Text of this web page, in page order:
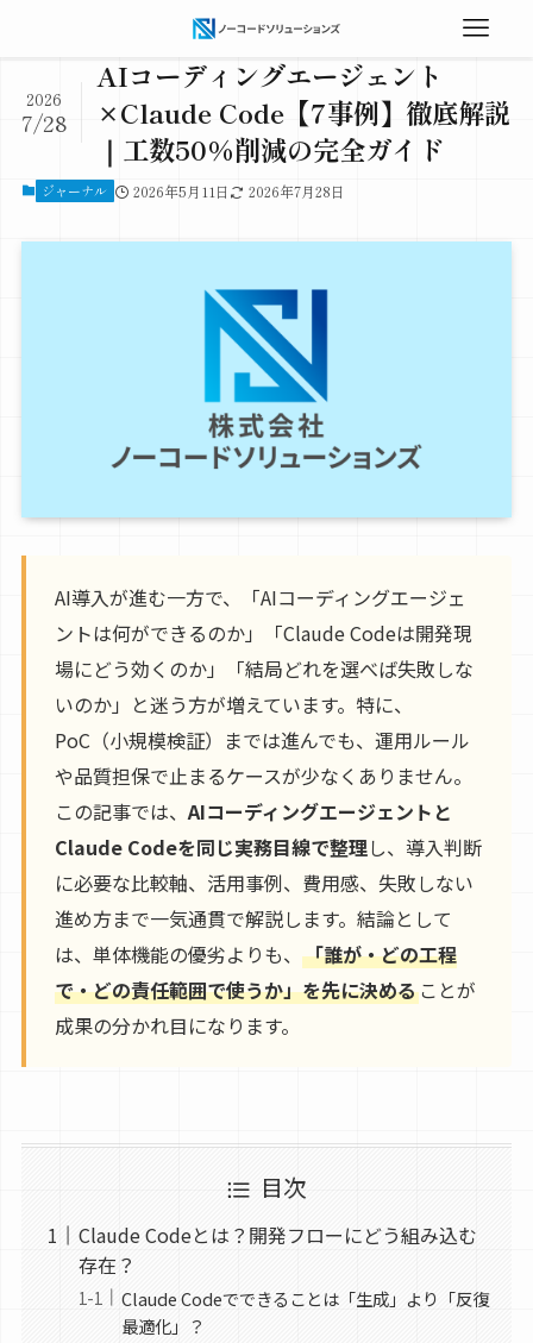
AIコーディングエージェント
×Claude Code【7事例】徹底解説
｜工数50%削減の完全ガイド
2026
7/28
ジャーナル 2026年5月11日 2026年7月28日
AI導入が進む一方で、「AIコーディングエージェ
ントは何ができるのか」「Claude Codeは開発現
場にどう効くのか」「結局どれを選べば失敗しな
いのか」と迷う方が増えています。特に、
PoC（小規模検証）までは進んでも、運用ルール
や品質担保で止まるケースが少なくありません。
この記事では、AIコーディングエージェントと
Claude Codeを同じ実務目線で整理し、導入判断
に必要な比較軸、活用事例、費用感、失敗しない
進め方まで一気通貫で解説します。結論として
は、単体機能の優劣よりも、 「誰が・どの工程
で・どの責任範囲で使うか」を先に決めることが
成果の分かれ目になります。
目次
Claude Codeとは？開発フローにどう組み込む
存在？
Claude Codeでできることは「生成」より「反復
最適化」？